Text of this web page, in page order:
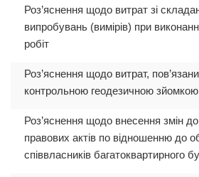
Роз’яснення щодо витрат зі
випробувань (вимірів) при
робіт
Роз’яснення щодо витрат,
контрольною геодезичною зйомкою
Роз’яснення щодо внесення змін
правових актів по відношенню до
співвласників багатоквартирного